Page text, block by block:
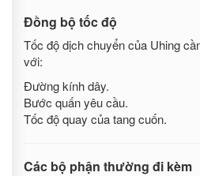
Đồng bộ tốc độ
Tốc độ dịch chuyển của Uhing
với:
Đường kính dây.
Bước quấn yêu cầu.
Tốc độ quay của tang cuốn.
Các bộ phận thường đi kèm